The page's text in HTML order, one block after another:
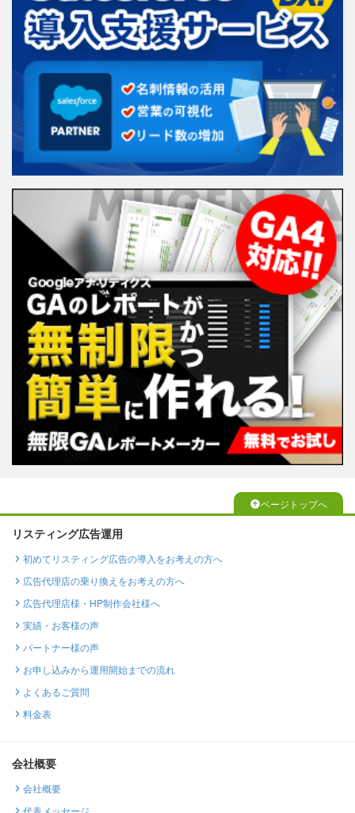
ページトップへ
リスティング広告運用
初めてリスティング広告の導入をお考えの方へ
広告代理店の乗り換えをお考えの方へ
広告代理店様・HP制作会社様へ
実績・お客様の声
パートナー様の声
お申し込みから運用開始までの流れ
よくあるご質問
料金表
会社概要
会社概要
代表メッセージ